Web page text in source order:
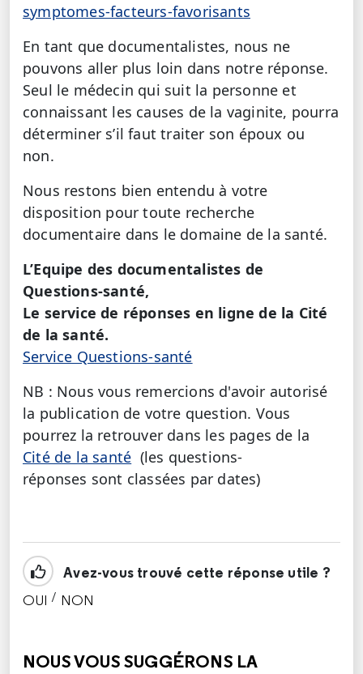
symptomes-facteurs-favorisants
En tant que documentalistes, nous ne
pouvons aller plus loin dans notre réponse.
Seul le médecin qui suit la personne et
connaissant les causes de la vaginite, pourra
déterminer s’il faut traiter son époux ou
non.
Nous restons bien entendu à votre
disposition pour toute recherche
documentaire dans le domaine de la santé.
L’Equipe des documentalistes de
Questions-santé,
Le service de réponses en ligne de la Cité
de la santé.
Service Questions-santé
NB : Nous vous remercions d'avoir autorisé
la publication de votre question. Vous
pourrez la retrouver dans les pages de la
Cité de la santé (les questions-
réponses sont classées par dates)
Avez-vous trouvé cette réponse utile ?
OUI / NON
NOUS VOUS SUGGÉRONS LA